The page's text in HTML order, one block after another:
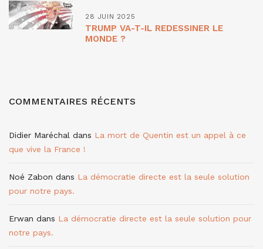
28 JUIN 2025
TRUMP VA-T-IL REDESSINER LE
MONDE ?
COMMENTAIRES RÉCENTS
Didier Maréchal dans La mort de Quentin est un appel à ce
que vive la France !
Noé Zabon dans La démocratie directe est la seule solution
pour notre pays.
Erwan dans La démocratie directe est la seule solution pour
notre pays.